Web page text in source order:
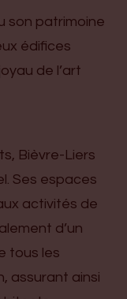
son patrimoine
édifices
de l’art
Bièvre-Liers
Ses espaces
activités de
d’un
tous les
assurant ainsi